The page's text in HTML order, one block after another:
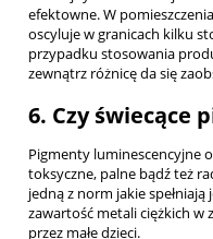
efektowne. W
oscyluje w granicach kilku
przypadku stosowania
zewnątrz różnicę da się
6. Czy świecące
Pigmenty luminescencyjne
toksyczne, palne bądź też
jedną z norm jakie
zawartość metali ciężkich w
przez małe dzieci.